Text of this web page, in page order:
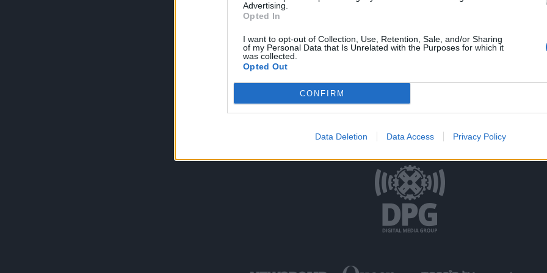
Advertising.
Opted In
I want to opt-out of Collection, Use, Retention, Sale, and/or Sharing
of my Personal Data that Is Unrelated with the Purposes for which it
was collected.
Opted Out
CONFIRM
Data Deletion Data Access Privacy Policy